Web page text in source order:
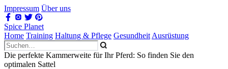
Impressum Über uns
Spice Planet
Home Training Haltung & Pflege Gesundheit Ausrüstung
Die perfekte Kammerweite für Ihr Pferd: So finden Sie den
optimalen Sattel